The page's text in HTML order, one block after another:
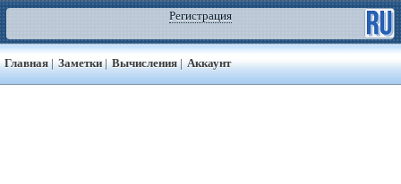
Регистрация
Главная | Заметки | Вычисления | Аккаунт